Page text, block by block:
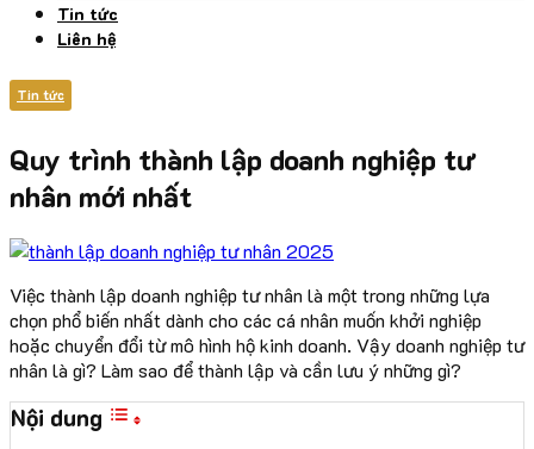
Tin tức
Liên hệ
Tin tức
Quy trình thành lập doanh nghiệp tư
nhân mới nhất
Việc thành lập doanh nghiệp tư nhân là một trong những lựa
chọn phổ biến nhất dành cho các cá nhân muốn khởi nghiệp
hoặc chuyển đổi từ mô hình hộ kinh doanh. Vậy doanh nghiệp tư
nhân là gì? Làm sao để thành lập và cần lưu ý những gì?
Nội dung